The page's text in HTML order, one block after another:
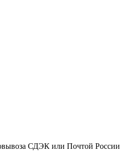
СДЭК или Почтой России